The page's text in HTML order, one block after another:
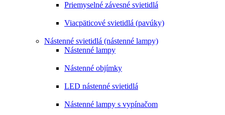
Priemyselné závesné svietidlá
Viacpäticové svietidlá (pavúky)
Nástenné svietidlá (nástenné lampy)
Nástenné lampy
Nástenné objímky
LED nástenné svietidlá
Nástenné lampy s vypínačom